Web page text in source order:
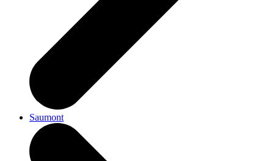
Saumont